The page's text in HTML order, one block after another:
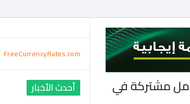
مشتركة في
FreeCurrencyRates.com
أحدث الأخبار